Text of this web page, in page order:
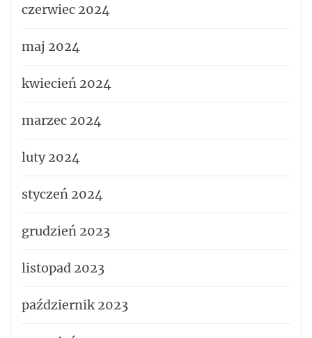
czerwiec 2024
maj 2024
kwiecień 2024
marzec 2024
luty 2024
styczeń 2024
grudzień 2023
listopad 2023
październik 2023